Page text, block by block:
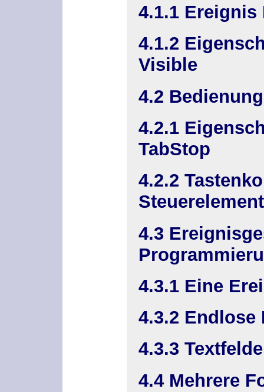
4.1.1 Ereignis
4.1.2
Visible
4.2
4.2.1
TabStop
4.2.2
4.3
4.3.1 Eine
4.3.2
4.3.3
4.4 Mehrere